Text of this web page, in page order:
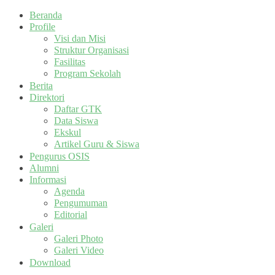
Beranda
Profile
Visi dan Misi
Struktur Organisasi
Fasilitas
Program Sekolah
Berita
Direktori
Daftar GTK
Data Siswa
Ekskul
Artikel Guru & Siswa
Pengurus OSIS
Alumni
Informasi
Agenda
Pengumuman
Editorial
Galeri
Galeri Photo
Galeri Video
Download